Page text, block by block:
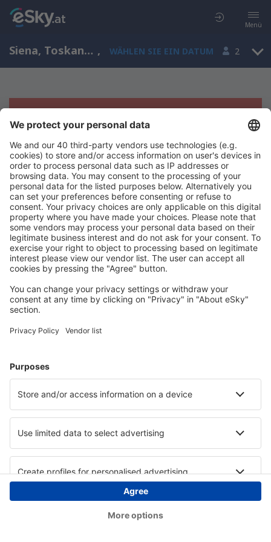
Menü
Siena, Toskana, Italien , WÄHLEN SIE EIN DATUM 2
Es tut uns leid, wir können keine
Ergebnisse aufzeigen
Bitte starten Sie Ihre Suche erneut mit anderen Suchkriterien.
Copyright © eSky.at. Alle Rechte vorbehalten.